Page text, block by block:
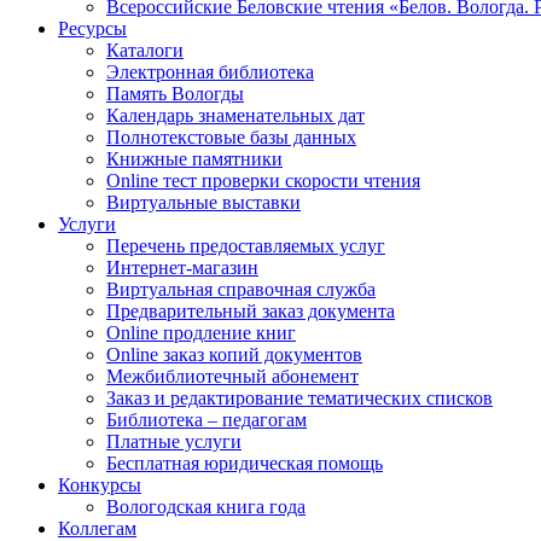
Всероссийские Беловские чтения «Белов. Вологда.
Ресурсы
Каталоги
Электронная библиотека
Память Вологды
Календарь знаменательных дат
Полнотекстовые базы данных
Книжные памятники
Online тест проверки скорости чтения
Виртуальные выставки
Услуги
Перечень предоставляемых услуг
Интернет-магазин
Виртуальная справочная служба
Предварительный заказ документа
Online продление книг
Online заказ копий документов
Межбиблиотечный абонемент
Заказ и редактирование тематических списков
Библиотека – педагогам
Платные услуги
Бесплатная юридическая помощь
Конкурсы
Вологодская книга года
Коллегам